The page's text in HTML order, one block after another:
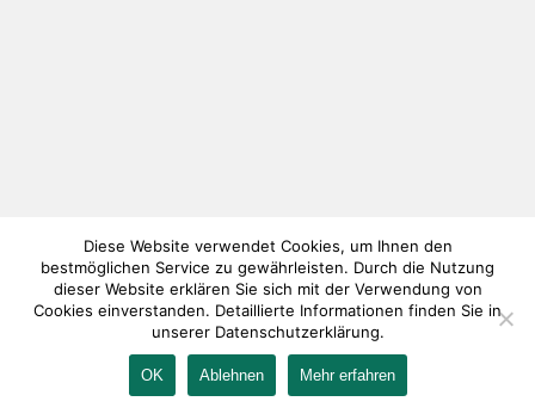
IMPRESSUM KONTAKT AGB DATENSCHUTZ
Diese Website verwendet Cookies, um Ihnen den
bestmöglichen Service zu gewährleisten. Durch die Nutzung
dieser Website erklären Sie sich mit der Verwendung von
Cookies einverstanden. Detaillierte Informationen finden Sie in
unserer Datenschutzerklärung.
OK Ablehnen Mehr erfahren